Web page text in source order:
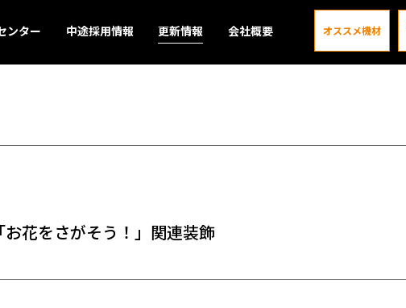
ンター 中途採用情報 更新情報 会社概要 オススメ機材
更新情報
花をさがそう！」関連装飾